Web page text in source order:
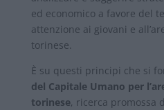
ed economico a favore del
attenzione ai giovani e
torinese.
È su questi principi che si
del Capitale Umano per
torinese, ricerca promossa